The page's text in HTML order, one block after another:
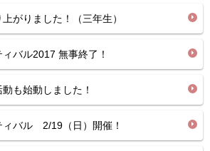
がりました！（三年生）
バル2017 無事終了！
も始動しました！
ィバル 2/19（日）開催！